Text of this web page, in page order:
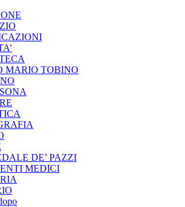
MARIO TOBINO
DE’ PAZZI
MEDICI